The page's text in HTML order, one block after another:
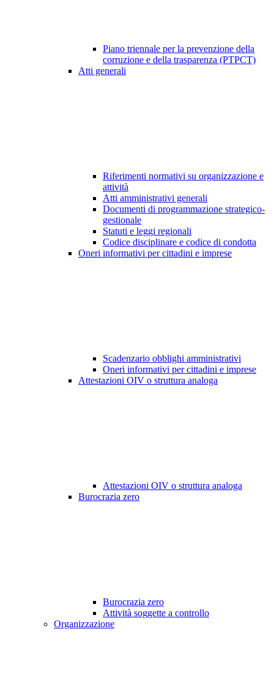
Piano triennale per la prevenzione della
corruzione e della trasparenza (PTPCT)
Atti generali
Riferimenti normativi su organizzazione e
attività
Atti amministrativi generali
Documenti di programmazione strategico-
gestionale
Statuti e leggi regionali
Codice disciplinare e codice di condotta
Oneri informativi per cittadini e imprese
Scadenzario obblighi amministrativi
Oneri informativi per cittadini e imprese
Attestazioni OIV o struttura analoga
Attestazioni OIV o struttura analoga
Burocrazia zero
Burocrazia zero
Attività soggette a controllo
Organizzazione